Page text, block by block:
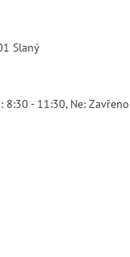
Slaný
8:30 - 11:30, Ne: Zavřeno